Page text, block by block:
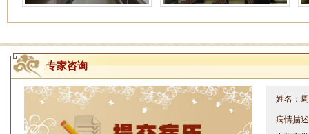
专家咨询
病情描
力带有